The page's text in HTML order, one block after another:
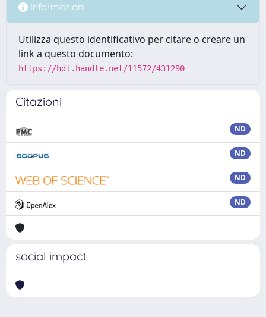
Informazioni
Utilizza questo identificativo per citare o creare un
link a questo documento:
https://hdl.handle.net/11572/431290
Citazioni
ND
ND
ND
ND
social impact